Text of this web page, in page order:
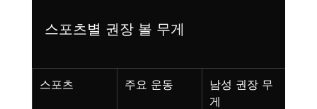
스포츠별 권장 볼 무게
스포츠 주요 운동
남성 권장 무
게